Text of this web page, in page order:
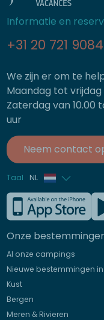
Informatie en
+31 20 721 9084
We zijn er om te
Maandag tot vrijdag
Zaterdag van 10.00
uur
Neem contact
Taal NL
Frans
Engels
Duits
Italiaans
Onze
Al onze campings
Nieuwe bestemmingen in
Kust
Bergen
Meren & Rivieren